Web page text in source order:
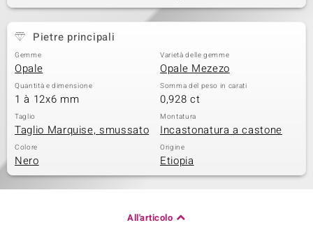
Pietre principali
Gemme
Opale
Varietà delle gemme
Opale Mezezo
Quantità e dimensione
1 à 12x6 mm
Somma del peso in carati
0,928 ct
Taglio
Taglio Marquise, smussato
Montatura
Incastonatura a castone
Colore
Nero
Origine
Etiopia
All'articolo